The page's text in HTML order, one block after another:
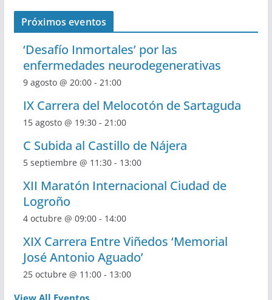
Próximos eventos
‘Desafío Inmortales’ por las
enfermedades neurodegenerativas
9 agosto @ 20:00- 21:00
IX Carrera del Melocotón de Sartaguda
15 agosto @ 19:30- 21:00
C Subida al Castillo de Nájera
5 septiembre @ 11:30- 13:00
XII Maratón Internacional Ciudad de
Logroño
4 octubre @ 09:00- 14:00
XIX Carrera Entre Viñedos ‘Memorial
José Antonio Aguado’
25 octubre @ 11:00- 13:00
View All Eventos